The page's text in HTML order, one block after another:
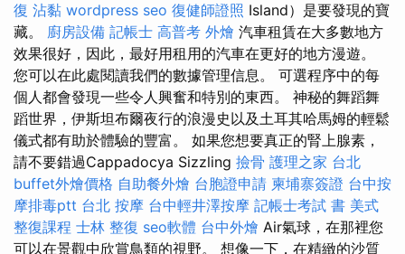
復 沾黏 wordpress seo 復健師證照 Island）是要發現的寶
藏。 廚房設備 記帳士 高普考 外燴 汽車租賃在大多數地方
效果很好，因此，最好用租用的汽車在更好的地方漫遊。
您可以在此處閱讀我們的數據管理信息。 可選程序中的每
個人都會發現一些令人興奮和特別的東西。 神秘的舞蹈舞
蹈世界，伊斯坦布爾夜行的浪漫史以及土耳其哈馬姆的輕鬆
儀式都有助於體驗的豐富。 如果您想要真正的腎上腺素，
請不要錯過Cappadocya Sizzling 撿骨 護理之家 台北
buffet外燴價格 自助餐外燴 台胞證申請 柬埔寨簽證 台中按
摩排毒ptt 台北 按摩 台中輕井澤按摩 記帳士考試 書 美式
整復課程 士林 整復 seo軟體 台中外燴 Air氣球，在那裡您
可以在景觀中欣賞鳥類的視野。 想像一下，在精緻的沙質